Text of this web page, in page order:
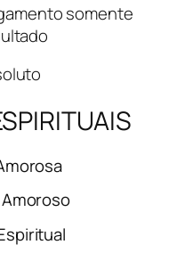
somente